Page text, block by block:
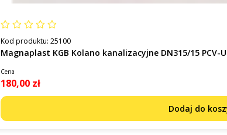
Kod produktu: 25100
Magnaplast KGB Kolano kanalizacyjne DN315/15 PCV-
Cena
180,00 zł
Dodaj do